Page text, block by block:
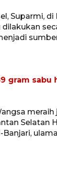
Suparmi, di
gram sabu
Selatan